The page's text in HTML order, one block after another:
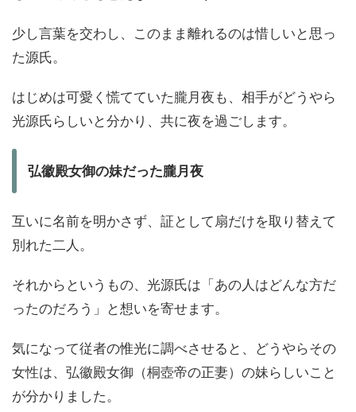
少し言葉を交わし、このまま離れるのは惜しいと思っ
た源氏。
はじめは可愛く慌てていた朧月夜も、相手がどうやら
光源氏らしいと分かり、共に夜を過ごします。
弘徽殿女御の妹だった朧月夜
互いに名前を明かさず、証として扇だけを取り替えて
別れた二人。
それからというもの、光源氏は「あの人はどんな方だ
ったのだろう」と想いを寄せます。
気になって従者の惟光に調べさせると、どうやらその
女性は、弘徽殿女御（桐壺帝の正妻）の妹らしいこと
が分かりました。